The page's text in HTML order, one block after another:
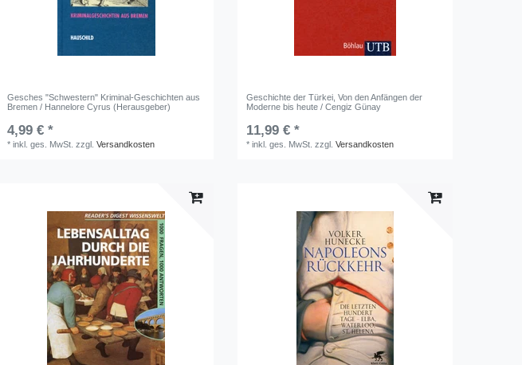
Gesches "Schwestern" Kriminal-Geschichten aus
Bremen / Hannelore Cyrus (Herausgeber)
4,99 € *
*inkl. ges. MwSt. zzgl.Versandkosten
Geschichte der Türkei, Von den Anfängen der
Moderne bis heute / Cengiz Günay
11,99 € *
*inkl. ges. MwSt. zzgl.Versandkosten